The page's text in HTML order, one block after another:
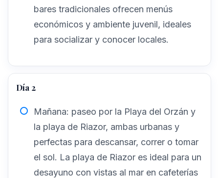
bares tradicionales ofrecen menús
económicos y ambiente juvenil, ideales
para socializar y conocer locales.
Día 2
Mañana: paseo por la Playa del Orzán y
la playa de Riazor, ambas urbanas y
perfectas para descansar, correr o tomar
el sol. La playa de Riazor es ideal para un
desayuno con vistas al mar en cafeterías